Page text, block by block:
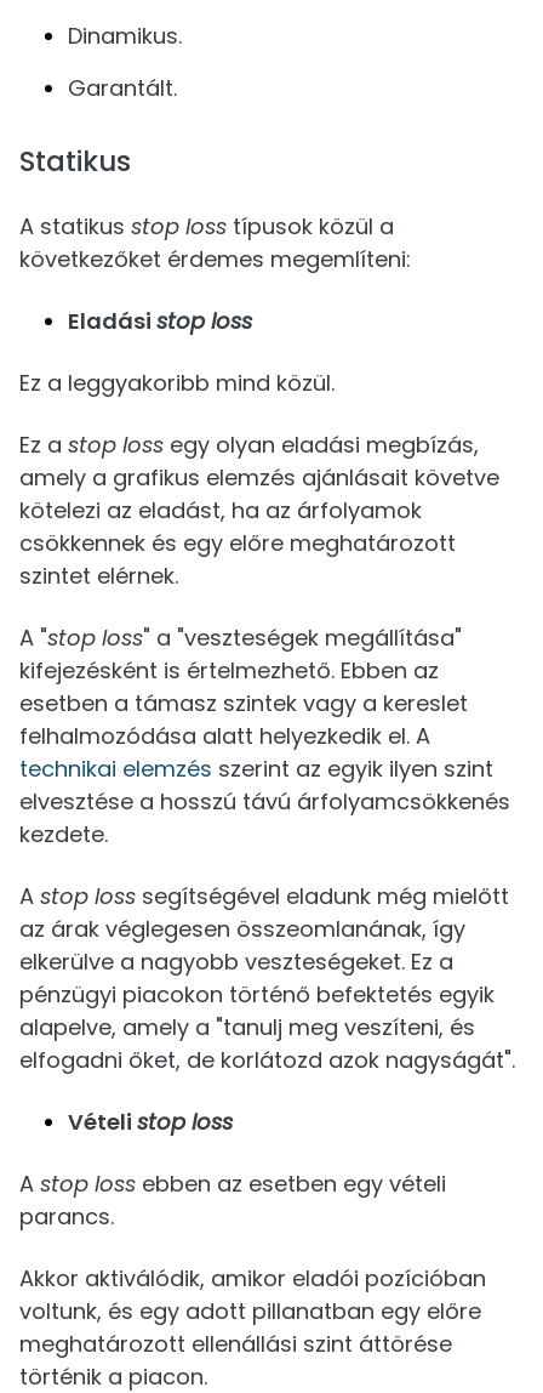
Dinamikus.
Garantált.
Statikus
A statikus stop loss típusok közül a
következőket érdemes megemlíteni:
Eladási stop loss
Ez a leggyakoribb mind közül.
Ez a stop loss egy olyan eladási megbízás,
amely a grafikus elemzés ajánlásait követve
kötelezi az eladást, ha az árfolyamok
csökkennek és egy előre meghatározott
szintet elérnek.
A "stop loss" a "veszteségek megállítása"
kifejezésként is értelmezhető. Ebben az
esetben a támasz szintek vagy a kereslet
felhalmozódása alatt helyezkedik el. A
technikai elemzés szerint az egyik ilyen szint
elvesztése a hosszú távú árfolyamcsökkenés
kezdete.
A stop loss segítségével eladunk még mielőtt
az árak véglegesen összeomlanának, így
elkerülve a nagyobb veszteségeket. Ez a
pénzügyi piacokon történő befektetés egyik
alapelve, amely a "tanulj meg veszíteni, és
elfogadni őket, de korlátozd azok nagyságát".
Vételi stop loss
A stop loss ebben az esetben egy vételi
parancs.
Akkor aktiválódik, amikor eladói pozícióban
voltunk, és egy adott pillanatban egy előre
meghatározott ellenállási szint áttörése
történik a piacon.